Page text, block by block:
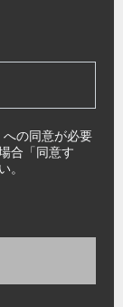
への同意が必要
合「同意す
。